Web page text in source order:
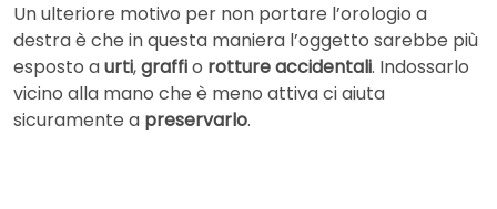
Un ulteriore motivo per non portare l’orologio a
destra è che in questa maniera l’oggetto sarebbe più
esposto aurti,graffio rotture accidentali. Indossarlo
vicino alla mano che è meno attiva ci aiuta
sicuramente a preservarlo.